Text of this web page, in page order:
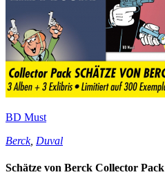
BD Must
Berck, Duval
Schätze von Berck Collector Pack